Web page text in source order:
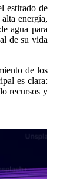
estirado de
energía,
agua para
de su vida
de los
es clara:
recursos y